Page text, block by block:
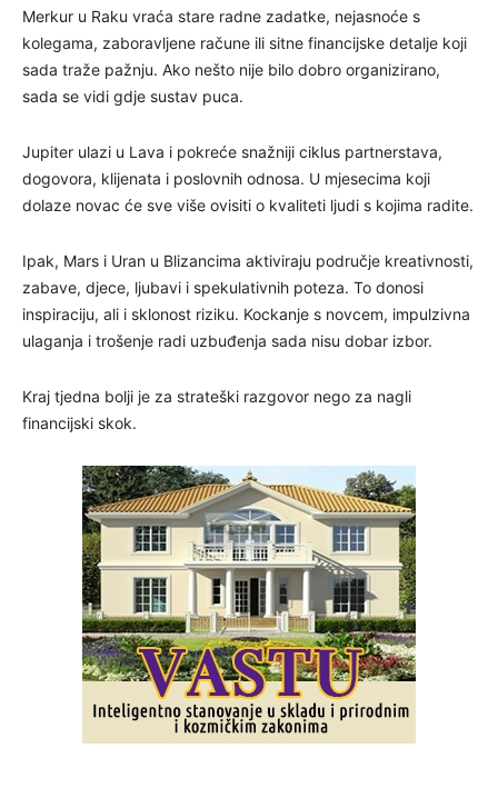
Merkur u Raku vraća stare radne zadatke, nejasnoće s
kolegama, zaboravljene račune ili sitne financijske detalje koji
sada traže pažnju. Ako nešto nije bilo dobro organizirano,
sada se vidi gdje sustav puca.
Jupiter ulazi u Lava i pokreće snažniji ciklus partnerstava,
dogovora, klijenata i poslovnih odnosa. U mjesecima koji
dolaze novac će sve više ovisiti o kvaliteti ljudi s kojima radite.
Ipak, Mars i Uran u Blizancima aktiviraju područje kreativnosti,
zabave, djece, ljubavi i spekulativnih poteza. To donosi
inspiraciju, ali i sklonost riziku. Kockanje s novcem, impulzivna
ulaganja i trošenje radi uzbuđenja sada nisu dobar izbor.
Kraj tjedna bolji je za strateški razgovor nego za nagli
financijski skok.